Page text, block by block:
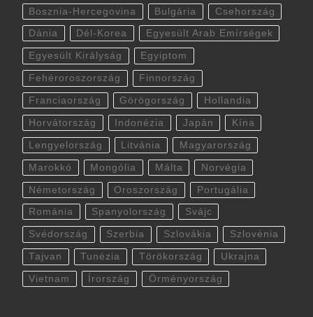
Bosznia-Hercegovina Bulgária Csehország
Dánia Dél-Korea Egyesült Arab Emírségek
Egyesült Királyság Egyiptom
Fehéroroszország Finnország
Franciaország Görögország Hollandia
Horvátország Indonézia Japán Kína
Lengyelország Litvánia Magyarország
Marokkó Mongólia Málta Norvégia
Németország Oroszország Portugália
Románia Spanyolország Svájc
Svédország Szerbia Szlovákia Szlovénia
Tajvan Tunézia Törökország Ukrajna
Vietnam Írország Örményország